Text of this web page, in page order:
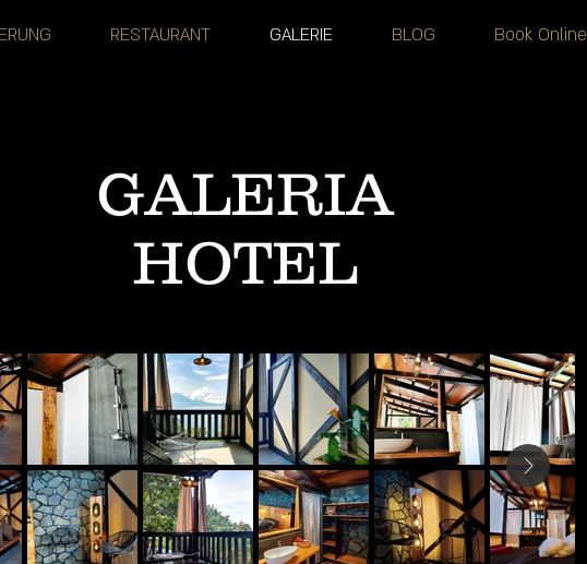
RESTAURANT GALERIE BLOG Book Online
GALERIA
HOTEL